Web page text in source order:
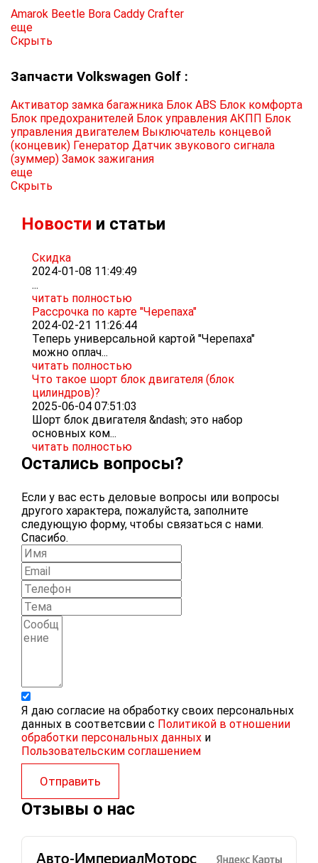
Amarok Beetle Bora Caddy Crafter
еще
Скрыть
Запчасти Volkswagen Golf :
Активатор замка багажника Блок ABS Блок комфорта
Блок предохранителей Блок управления АКПП Блок
управления двигателем Выключатель концевой
(концевик) Генератор Датчик звукового сигнала
(зуммер) Замок зажигания
еще
Скрыть
Новости и статьи
Скидка
2024-01-08 11:49:49
...
читать полностью
Рассрочка по карте "Черепаха"
2024-02-21 11:26:44
Теперь универсальной картой "Черепаха"
можно оплач...
читать полностью
Что такое шорт блок двигателя (блок
цилиндров)?
2025-06-04 07:51:03
Шорт блок двигателя &ndash; это набор
основных ком...
читать полностью
Остались вопросы?
Если у вас есть деловые вопросы или вопросы
другого характера, пожалуйста, заполните
следующую форму, чтобы связаться с нами.
Спасибо.
Я даю согласие на обработку своих персональных
данных в соответсвии с Политикой в отношении
обработки персональных данных и
Пользовательским соглашением
Отправить
Отзывы о нас